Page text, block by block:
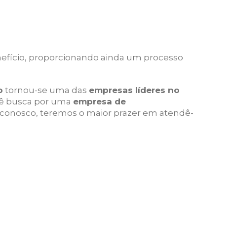
proporcionando ainda um processo
tornou-se uma das empresas líderes no
busca por uma empresa de
teremos o maior prazer em atendê-